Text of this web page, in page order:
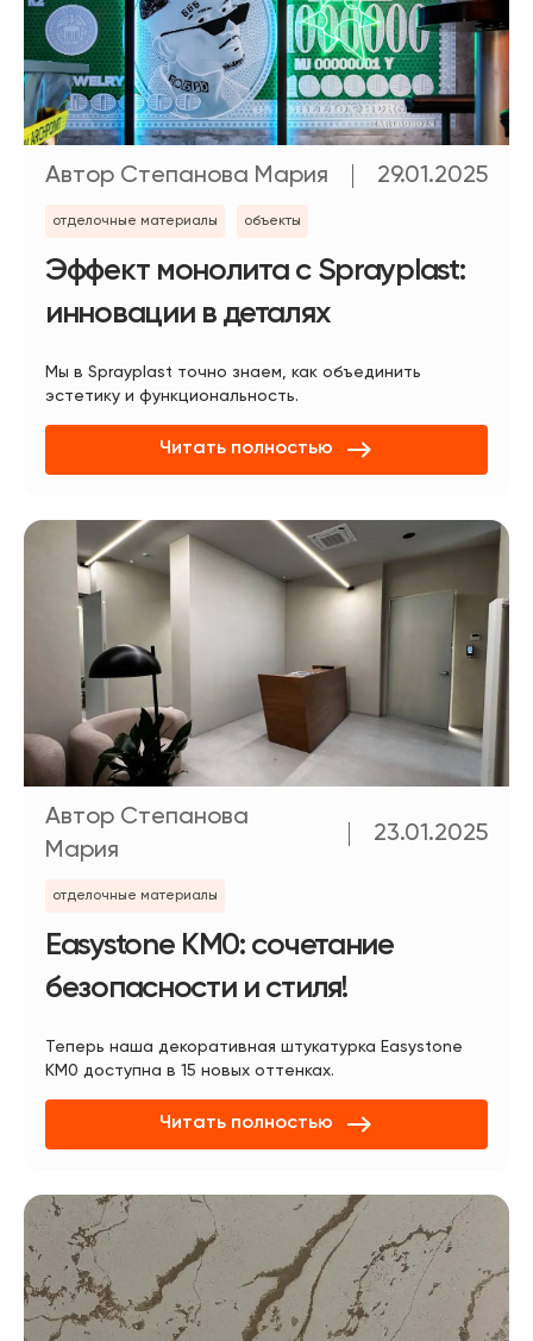
Автор Степанова Мария 29.01.2025
отделочные материалы объекты
Эффект монолита с Sprayplast:
инновации в деталях
Мы в Sprayplast точно знаем, как объединить
эстетику и функциональность.
Читать полностью
Автор Степанова
Мария
23.01.2025
отделочные материалы
Easystone КМ0: сочетание
безопасности и стиля!
Теперь наша декоративная штукатурка Easystone
КМ0 доступна в 15 новых оттенках.
Читать полностью
Получите консультацию в